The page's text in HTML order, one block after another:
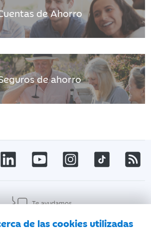
de las cookies utilizadas
de Ahorro
de ahorro
Te ayudamos